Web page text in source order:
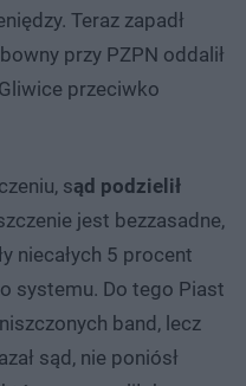
Teraz zapadł
przy PZPN oddalił
przeciwko
sąd podzielił
jest bezzasadne,
niecałych 5 procent
systemu. Do tego Piast
band, lecz
sąd, nie poniósł